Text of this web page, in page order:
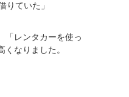
りていた」
「レンタカーを使っ
なりました。